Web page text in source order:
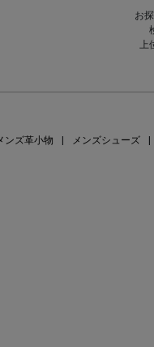
お
上
ンズ革小物 メンズシューズ